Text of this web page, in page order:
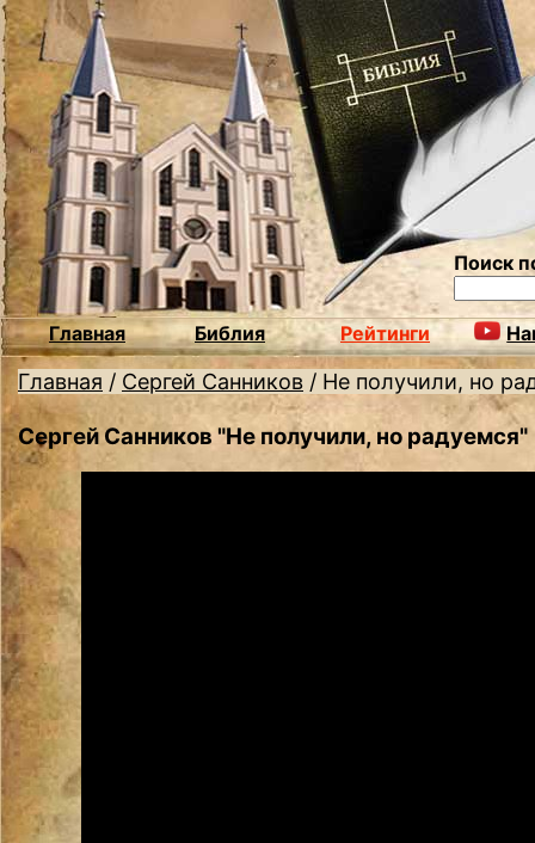
Поиск
Главная Библия Рейтинги
Главная / Сергей Санников / Не получили, но
Сергей Санников "Не получили, но радуемся"